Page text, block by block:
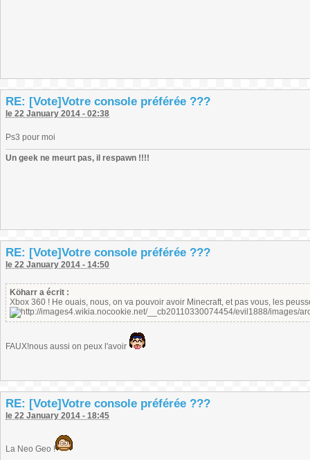
RE: [Vote]Votre console préférée ???
le 22 January 2014 - 02:38
Ps3 pour moi
Un geek ne meurt pas, il respawn !!!!
RE: [Vote]Votre console préférée ???
le 22 January 2014 - 14:50
Köharr a écrit :
Xbox 360 ! He ouais, nous, on va pouvoir avoir Minecraft, et pas vous, les
FAUX!nous aussi on peux l'avoir
RE: [Vote]Votre console préférée ???
le 22 January 2014 - 18:45
La Neo Geo !